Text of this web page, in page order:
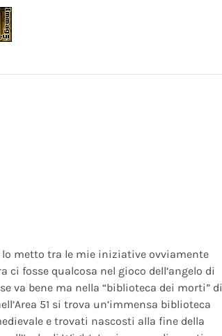
metto tra le mie iniziative ovviamente
fosse qualcosa nel gioco dell’angelo di
va bene ma nella “biblioteca dei morti” di
51 si trova un’immensa biblioteca
e trovati nascosti alla fine della